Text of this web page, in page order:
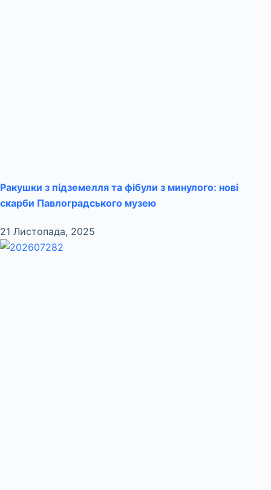
Ракушки з підземелля та фібули з минулого: нові
скарби Павлоградського музею
21 Листопада, 2025